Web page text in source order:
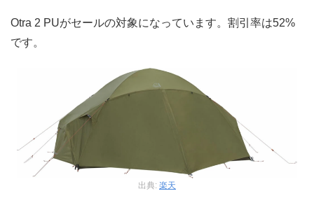
Otra 2 PUがセールの対象になっています。割引率は52%
です。
出典: 楽天